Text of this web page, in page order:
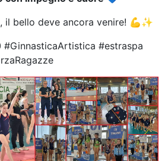
il bello deve ancora venire! 💪✨
#estraspa